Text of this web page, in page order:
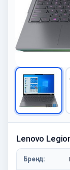
Lenovo
Бренд: